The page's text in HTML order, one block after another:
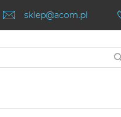
sklep@acom.pl